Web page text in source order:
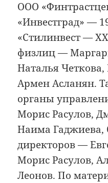
ООО
«Инвестград» —
«Стилинвест —
физлиц —
Наталья
Армен Асланян.
органы
Морис Расулов,
Наима Гаджиева,
директоров —
Морис Расулов,
Леонов. По